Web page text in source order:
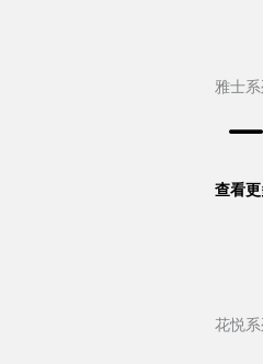
雅士系
查看
花悦系